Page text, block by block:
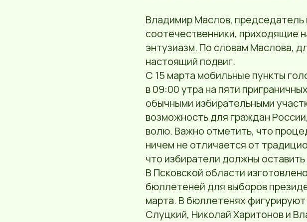
Владимир Маслов, председатель
соотечественники, приходящие
энтузиазм. По словам Маслова,
настоящий подвиг.
С 15 марта мобильные пункты
в 09:00 утра на пяти
обычными избирательными
возможность для граждан
волю. Важно отметить, что
ничем не отличается от
что избиратели должны
В Псковской области
бюллетеней для выборов
марта. В бюллетенях
Слуцкий, Николай Харитонов и